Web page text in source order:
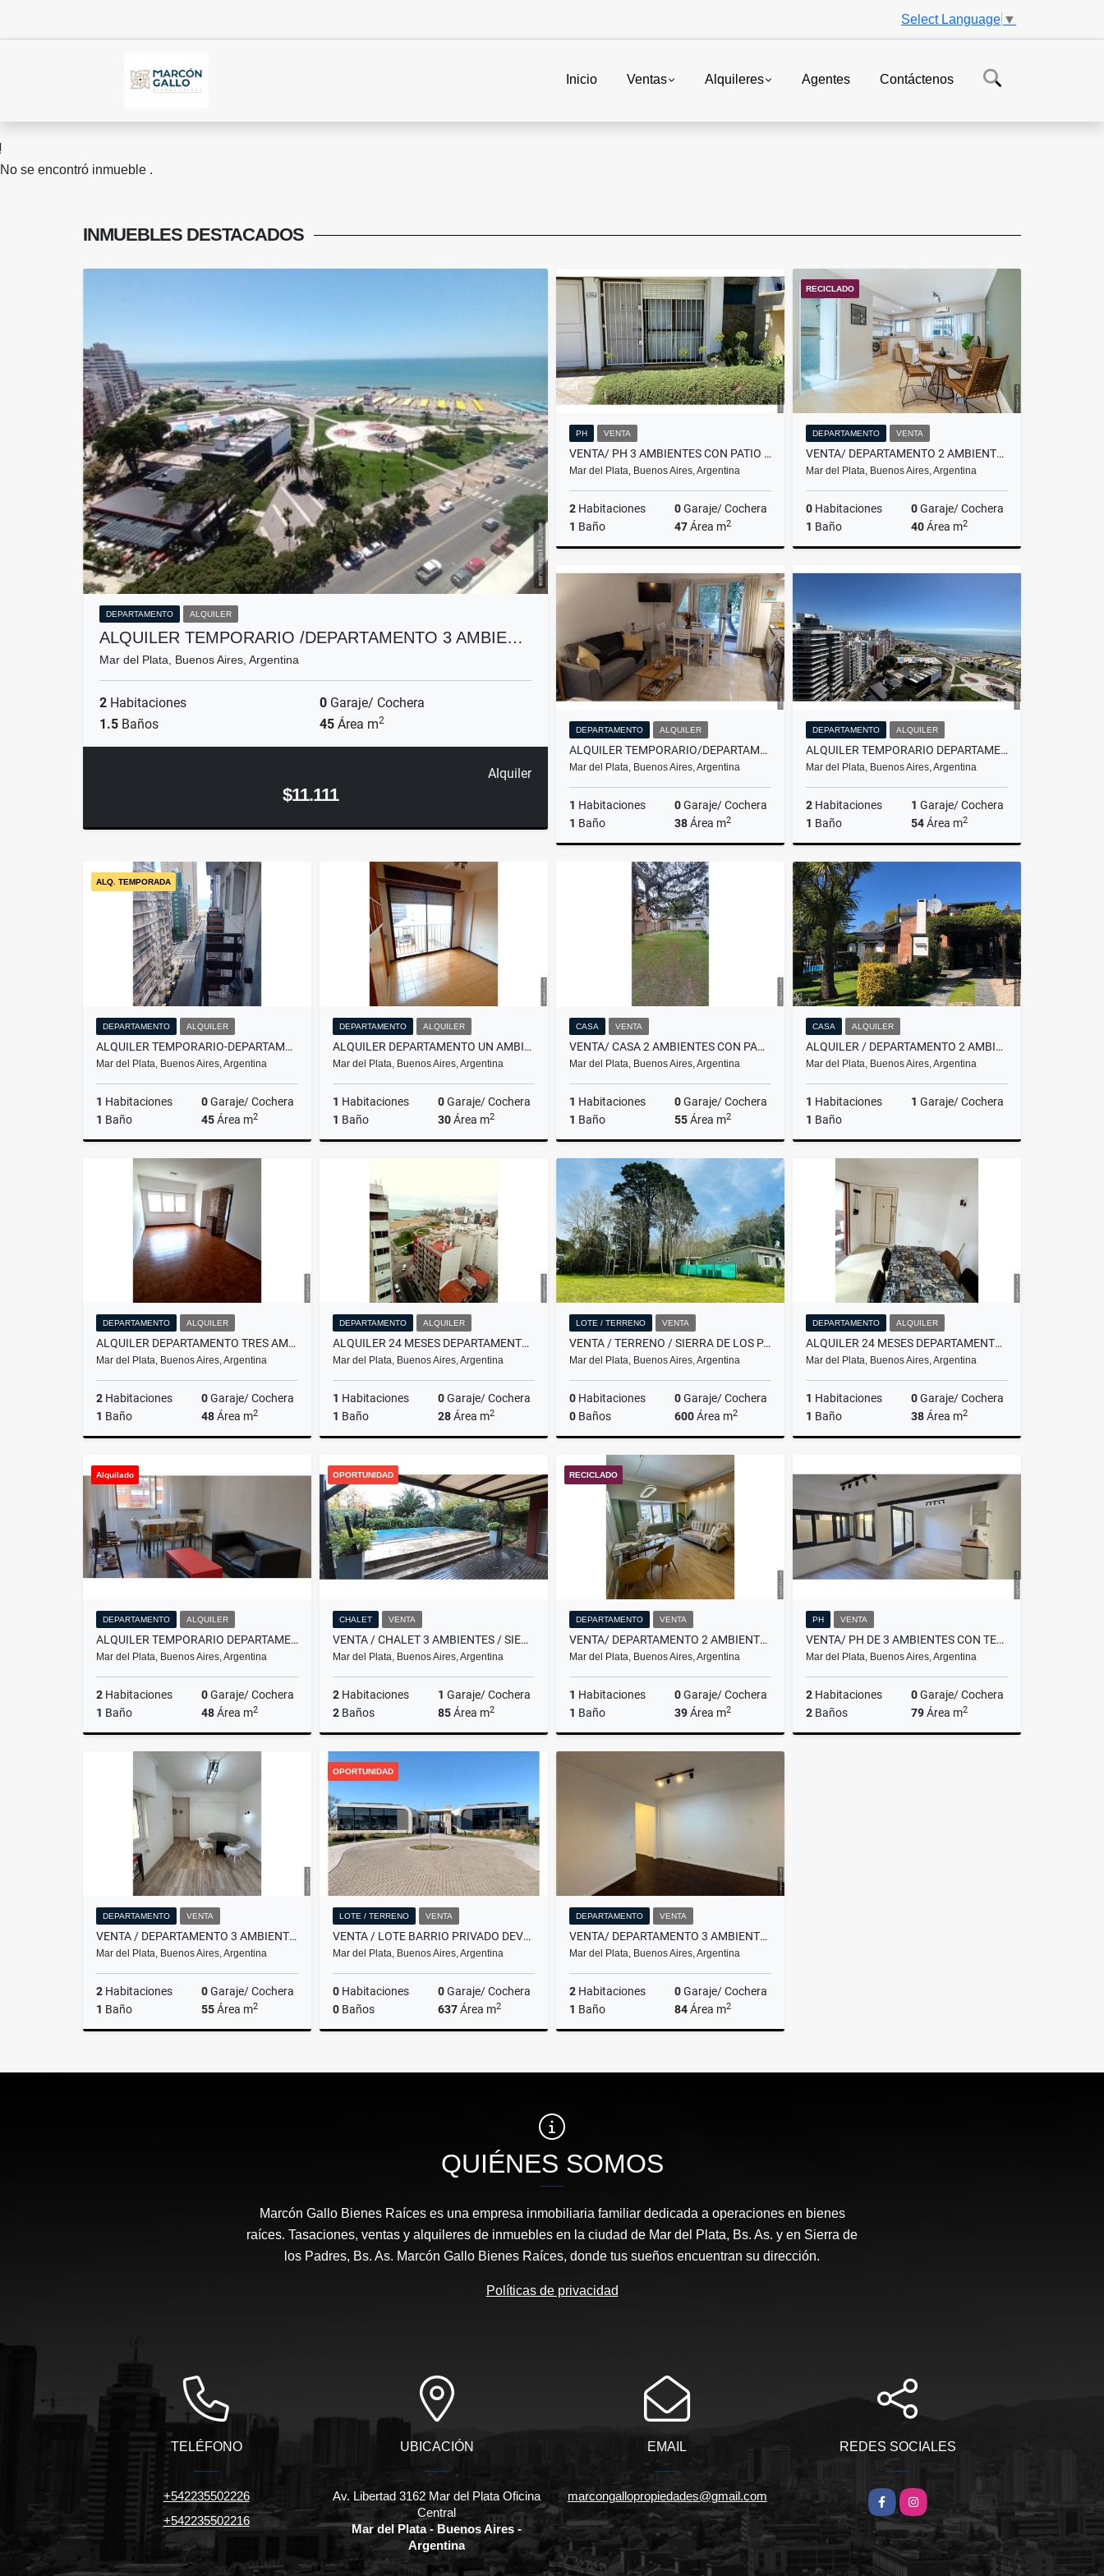
Select Language ▼
Inicio Ventas Alquileres Agentes Contáctenos
No se encontró inmueble .
INMUEBLES DESTACADOS
DEPARTAMENTO ALQUILER
ALQUILER TEMPORARIO /DEPARTAMENTO 3 AMBIE…
Mar del Plata, Buenos Aires, Argentina
2 Habitaciones 0 Garaje/ Cochera
1.5 Baños 45 Área m2
Alquiler
$11.111
PH VENTA
VENTA/ PH 3 AMBIENTES CON PATIO / MAR DEL PLATA
Mar del Plata, Buenos Aires, Argentina
2 Habitaciones 0Garaje/ Cochera
1 Baño 47Área m2
Venta
US$62,000
RECICLADO
DEPARTAMENTO VENTA
VENTA/ DEPARTAMENTO 2 AMBIENTES PLANTA BAJA + PATIO / MAR DEL PLATA
Mar del Plata, Buenos Aires, Argentina
0 Habitaciones 0Garaje/ Cochera
1 Baño 40Área m2
Venta
DEPARTAMENTO ALQUILER
ALQUILER TEMPORARIO/DEPARTAMENTO DE 1 AMBIENTE/MAR DEL PLATA
Mar del Plata, Buenos Aires, Argentina
1 Habitaciones 0Garaje/ Cochera
1 Baño 38Área m2
$11.111
DEPARTAMENTO ALQUILER
ALQUILER TEMPORARIO DEPARTAMENTO 3 AMBIENTES/COCHERA/MAR DEL PLATA
Mar del Plata, Buenos Aires, Argentina
2 Habitaciones 1 Garaje/ Cochera
1 Baño 54Área m2
ALQ. TEMPORADA
DEPARTAMENTO ALQUILER
ALQUILER TEMPORARIO-DEPARTAMENTO 2 AMBIENTES- MAR DEL PLATA
Mar del Plata, Buenos Aires, Argentina
1 Habitaciones 0Garaje/ Cochera
1 Baño 45Área m2
$11.111
DEPARTAMENTO ALQUILER
ALQUILER DEPARTAMENTO UN AMBIENTE DIVIDIDO/MAR DEL PLATA
Mar del Plata, Buenos Aires, Argentina
1 Habitaciones 0Garaje/ Cochera
1 Baño 30Área m2
CASA VENTA
VENTA/ CASA 2 AMBIENTES CON PARQUE/ MAR DEL PLATA
Mar del Plata, Buenos Aires, Argentina
1 Habitaciones 0Garaje/ Cochera
1 Baño 55Área m2
US$110,000
CASA ALQUILER
ALQUILER / DEPARTAMENTO 2 AMBIENTES / SIERRA DE LOS PADRES
Mar del Plata, Buenos Aires, Argentina
1 Habitaciones 1 Garaje/ Cochera
1 Baño
DEPARTAMENTO ALQUILER
ALQUILER DEPARTAMENTO TRES AMBIENTES 24 MESES/MAR DEL PLATA
Mar del Plata, Buenos Aires, Argentina
2 Habitaciones 0Garaje/ Cochera
1 Baño 48Área m2
$600.000
DEPARTAMENTO ALQUILER
ALQUILER 24 MESES DEPARTAMENTO DE 1 AMBIENTE/MAR DEL PLATA
Mar del Plata, Buenos Aires, Argentina
1 Habitaciones 0Garaje/ Cochera
1 Baño 28Área m2
$480.000
LOTE / TERRENO VENTA
VENTA / TERRENO / SIERRA DE LOS PADRES
Mar del Plata, Buenos Aires, Argentina
0 Habitaciones 0Garaje/ Cochera
0 Baños 600Área m2
US$38,000
DEPARTAMENTO ALQUILER
ALQUILER 24 MESES DEPARTAMENTO 2 AMBIENTES/MAR DEL PLATA
Mar del Plata, Buenos Aires, Argentina
1 Habitaciones 0Garaje/ Cochera
1 Baño 38Área m2
$450.000
Alquilado
DEPARTAMENTO ALQUILER
ALQUILER TEMPORARIO DEPARTAMENTO DE 3 AMBIENTES/MAR DEL PLATA
Mar del Plata, Buenos Aires, Argentina
2 Habitaciones 0Garaje/ Cochera
1 Baño 48Área m2
$11.111
OPORTUNIDAD
CHALET VENTA
VENTA / CHALET 3 AMBIENTES / SIERRA DE LOS PADRES
Mar del Plata, Buenos Aires, Argentina
2 Habitaciones 1 Garaje/ Cochera
2 Baños 85Área m2
RECICLADO
DEPARTAMENTO VENTA
VENTA/ DEPARTAMENTO 2 AMBIENTES A LA CALLE / MAR DEL PLATA
Mar del Plata, Buenos Aires, Argentina
1 Habitaciones 0Garaje/ Cochera
1 Baño 39Área m2
US$85,500
PH VENTA
VENTA/ PH DE 3 AMBIENTES CON TERRAZA/ MAR DEL PLATA
Mar del Plata, Buenos Aires, Argentina
2 Habitaciones 0Garaje/ Cochera
2 Baños 79Área m2
DEPARTAMENTO VENTA
VENTA / DEPARTAMENTO 3 AMBIENTES LATERAL / MAR DEL PLATA
Mar del Plata, Buenos Aires, Argentina
2 Habitaciones 0Garaje/ Cochera
1 Baño 55Área m2
US$75,900
OPORTUNIDAD
LOTE / TERRENO VENTA
VENTA / LOTE BARRIO PRIVADO DEVELOPER PARK /MAR DEL PLATA
Mar del Plata, Buenos Aires, Argentina
0 Habitaciones 0Garaje/ Cochera
0 Baños 637Área m2
US$63,000
DEPARTAMENTO VENTA
VENTA/ DEPARTAMENTO 3 AMBIENTES + DEP./ CONTRAFRENTE/ MAR DEL PLATA
Mar del Plata, Buenos Aires, Argentina
2 Habitaciones 0Garaje/ Cochera
1 Baño 84Área m2
US$89,900
QUIÉNES SOMOS
Marcón Gallo Bienes Raíces es una empresa inmobiliaria familiar dedicada a operaciones en bienes
raíces. Tasaciones, ventas y alquileres de inmuebles en la ciudad de Mar del Plata, Bs. As. y en Sierra de
los Padres, Bs. As. Marcón Gallo Bienes Raíces, donde tus sueños encuentran su dirección.
Políticas de privacidad
TELÉFONO
+542235502226
+542235502216
UBICACIÓN
Av. Libertad 3162 Mar del Plata Oficina
Central
Mar del Plata - Buenos Aires -
Argentina
EMAIL
marcongallopropiedades@gmail.com
REDES SOCIALES
Facebook
Instagram